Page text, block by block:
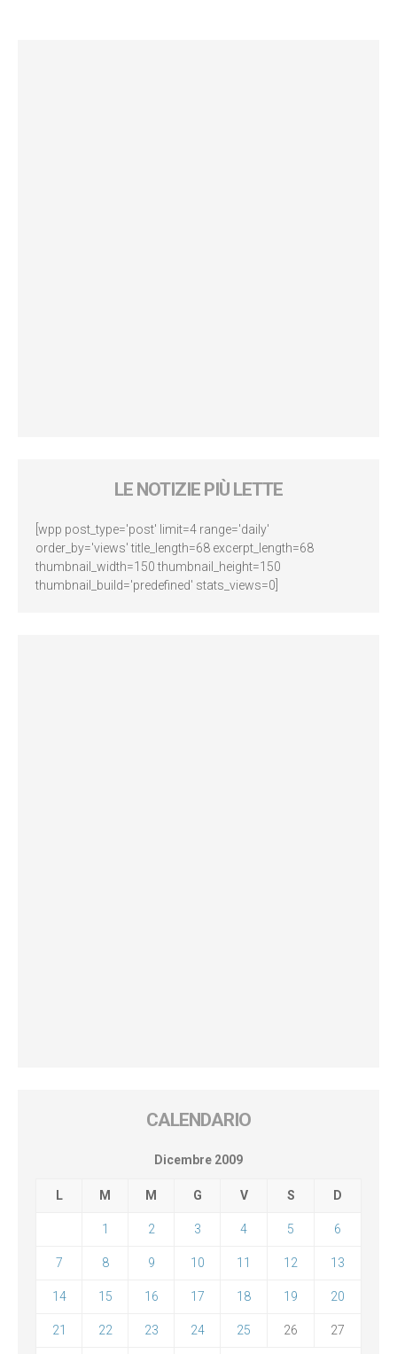
LE NOTIZIE PIÙ LETTE
[wpp post_type='post' limit=4 range='daily'
order_by='views' title_length=68 excerpt_length=68
thumbnail_width=150 thumbnail_height=150
thumbnail_build='predefined' stats_views=0]
CALENDARIO
Dicembre 2009
L M M G V S D
1 2 3 4 5 6
7 8 9 10 11 12 13
14 15 16 17 18 19 20
21 22 23 24 25 26 27